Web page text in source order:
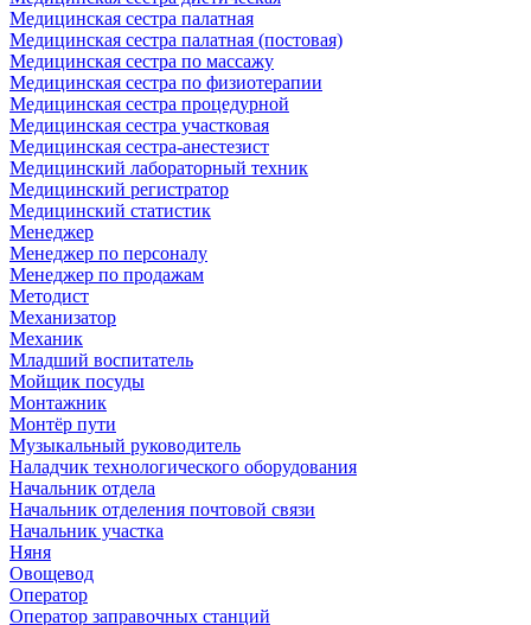
Медицинская сестра палатная
Медицинская сестра палатная (постовая)
Медицинская сестра по массажу
Медицинская сестра по физиотерапии
Медицинская сестра процедурной
Медицинская сестра участковая
Медицинская сестра-анестезист
Медицинский лабораторный техник
Медицинский регистратор
Медицинский статистик
Менеджер
Менеджер по персоналу
Менеджер по продажам
Методист
Механизатор
Механик
Младший воспитатель
Мойщик посуды
Монтажник
Монтёр пути
Музыкальный руководитель
Наладчик технологического оборудования
Начальник отдела
Начальник отделения почтовой связи
Начальник участка
Няня
Овощевод
Оператор
Оператор заправочных станций